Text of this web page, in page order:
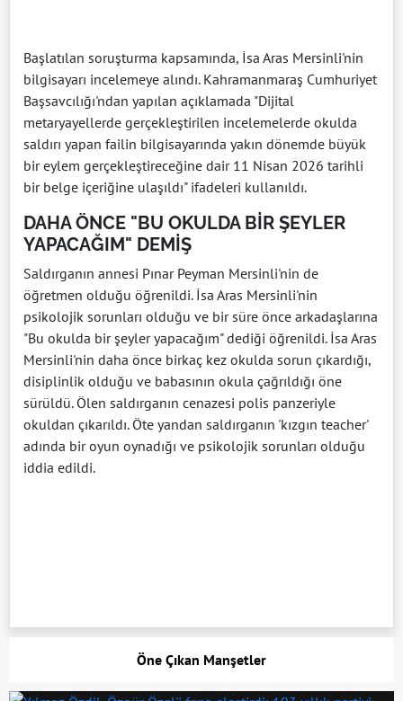
Başlatılan soruşturma kapsamında, İsa Aras Mersinli'nin
bilgisayarı incelemeye alındı. Kahramanmaraş Cumhuriyet
Başsavcılığı'ndan yapılan açıklamada "Dijital
metaryayellerde gerçekleştirilen incelemelerde okulda
saldırı yapan failin bilgisayarında yakın dönemde büyük
bir eylem gerçekleştireceğine dair 11 Nisan 2026 tarihli
bir belge içeriğine ulaşıldı" ifadeleri kullanıldı.
DAHA ÖNCE "BU OKULDA BİR ŞEYLER
YAPACAĞIM" DEMİŞ
Saldırganın annesi Pınar Peyman Mersinli'nin de
öğretmen olduğu öğrenildi. İsa Aras Mersinli'nin
psikolojik sorunları olduğu ve bir süre önce arkadaşlarına
"Bu okulda bir şeyler yapacağım" dediği öğrenildi. İsa Aras
Mersinli'nin daha önce birkaç kez okulda sorun çıkardığı,
disiplinlik olduğu ve babasının okula çağrıldığı öne
sürüldü. Ölen saldırganın cenazesi polis panzeriyle
okuldan çıkarıldı. Öte yandan saldırganın 'kızgın teacher'
adında bir oyun oynadığı ve psikolojik sorunları olduğu
iddia edildi.
Öne Çıkan Manşetler